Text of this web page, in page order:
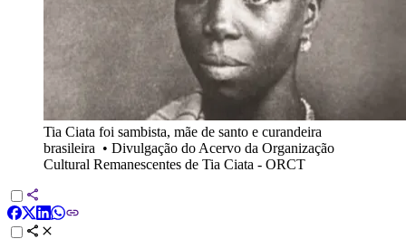
Tia Ciata foi sambista, mãe de santo e curandeira
brasileira • Divulgação do Acervo da Organização
Cultural Remanescentes de Tia Ciata - ORCT